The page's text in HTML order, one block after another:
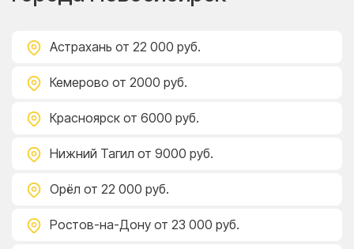
Астрахань от 22 000 руб.
Кемерово от 2000 руб.
Красноярск от 6000 руб.
Нижний Тагил от 9000 руб.
Орёл от 22 000 руб.
Ростов-на-Дону от 23 000 руб.